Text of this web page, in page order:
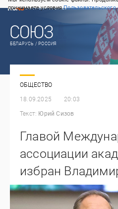
принимаете условия
СВЕЖИЙ НОМЕР
БЕЛАРУСЬ / РОССИЯ
ОБЩЕСТВО
18.09.2025 20:03
Текст: Юрий Сизов
Главой
ассоциации
избран